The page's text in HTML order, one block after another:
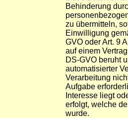
Behinderung
zu übermitteln,
Einwilligung
GVO oder Art. 9
auf einem
DS-GVO beruht
automatisierter
Verarbeitung
Aufgabe
Interesse liegt
erfolgt, welche
wurde.